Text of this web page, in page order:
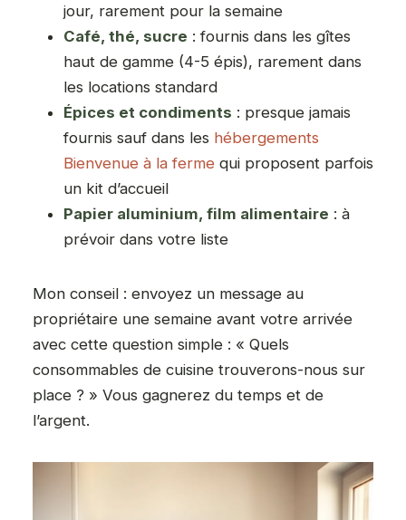
jour, rarement pour la semaine
Café, thé, sucre : fournis dans les gîtes
haut de gamme (4-5 épis), rarement dans
les locations standard
Épices et condiments : presque jamais
fournis sauf dans les hébergements
Bienvenue à la fermequi proposent parfois
un kit d’accueil
Papier aluminium, film alimentaire : à
prévoir dans votre liste
Mon conseil : envoyez un message au
propriétaire une semaine avant votre arrivée
avec cette question simple : « Quels
consommables de cuisine trouverons-nous sur
place ? » Vous gagnerez du temps et de
l’argent.